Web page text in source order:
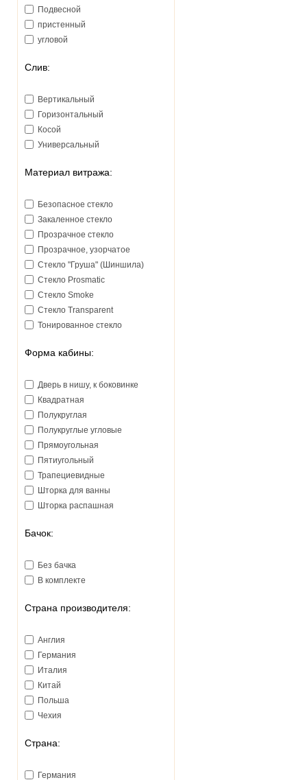
Подвесной
пристенный
угловой
Слив:
Вертикальный
Горизонтальный
Косой
Универсальный
Материал витража:
Безопасное стекло
Закаленное стекло
Прозрачное стекло
Прозрачное, узорчатое
Стекло "Груша" (Шиншила)
Стекло Prosmatic
Стекло Smoke
Стекло Transparent
Тонированное стекло
Форма кабины:
Дверь в нишу, к боковинке
Квадратная
Полукруглая
Полукруглые угловые
Прямоугольная
Пятиугольный
Трапециевидные
Шторка для ванны
Шторка распашная
Бачок:
Без бачка
В комплекте
Страна производителя:
Англия
Германия
Италия
Китай
Польша
Чехия
Страна:
Германия